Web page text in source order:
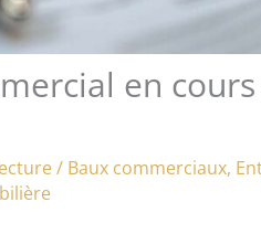
en
/ Baux commerciaux,